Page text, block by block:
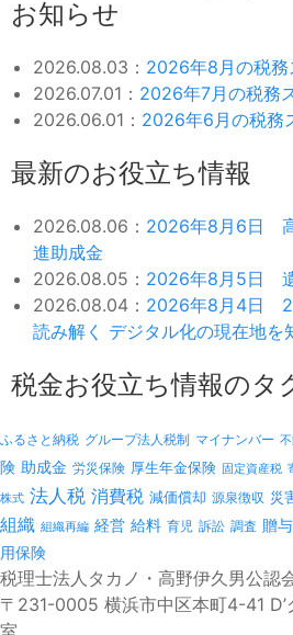
お知らせ
2026.08.03： 2026年8月の税務
2026.07.01： 2026年7月の税務
2026.06.01： 2026年6月の税務
最新のお役立ち情報
2026.08.06： 2026年8月6日
進助成金
2026.08.05： 2026年8月5日
2026.08.04： 2026年8月4日
読み解く デジタル化の現在地を
税金お役立ち情報のタ
ふるさと納税 グループ法人税制 マイナンバー 不
険 助成金 労災保険 厚生年金保険 固定資産税
株式 法人税 消費税 減価償却 源泉徴収 災
組織 組織再編 経営 給料 育児 訴訟 調査 贈
用保険
税理士法人タカノ・高野伊久男公認
〒231-0005 横浜市中区本町4-41